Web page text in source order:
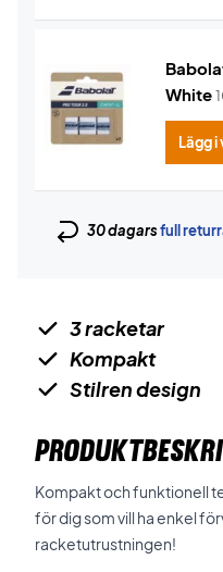
White
Lägg
30 dagarsfull
3 racketar
Kompakt
Stilren design
Kompakt och funktionell
för dig som vill ha enkel
racketutrustningen!